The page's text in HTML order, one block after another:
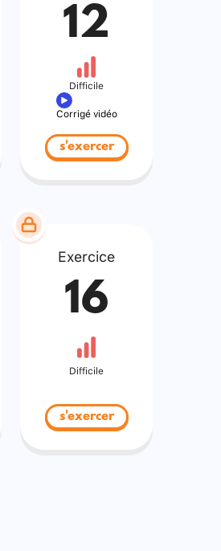
12
Difficile
Corrigé vidéo
s'exercer
Exercice
16
Difficile
s'exercer